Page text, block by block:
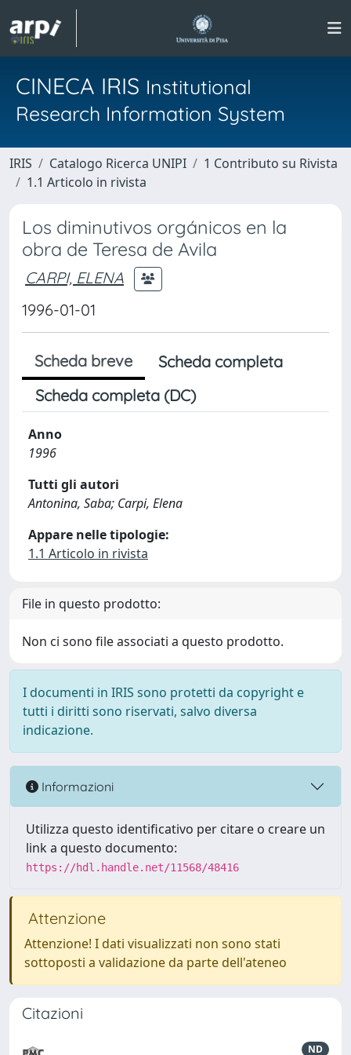
CINECA IRIS Institutional
Research Information System
IRIS Catalogo Ricerca UNIPI
1 Contributo su Rivista
1.1 Articolo in rivista
Los diminutivos orgánicos en la
obra de Teresa de Avila
CARPI, ELENA
1996-01-01
Scheda breve
Scheda completa
Scheda completa (DC)
Anno
1996
Tutti gli autori
Antonina, Saba; Carpi, Elena
Appare nelle tipologie:
1.1 Articolo in rivista
File in questo prodotto:
Non ci sono file associati a questo prodotto.
I documenti in IRIS sono protetti da copyright e
tutti i diritti sono riservati, salvo diversa
indicazione.
Informazioni
Utilizza questo identificativo per citare o creare un
link a questo documento:
https://hdl.handle.net/11568/48416
Attenzione
Attenzione! I dati visualizzati non sono stati
sottoposti a validazione da parte dell'ateneo
Citazioni
ND